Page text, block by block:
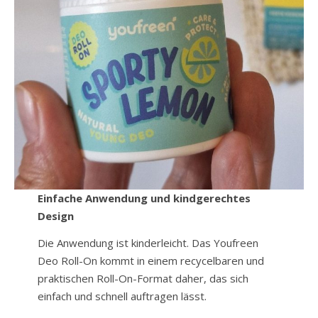
Einfache Anwendung und kindgerechtes
Design
Die Anwendung ist kinderleicht. Das Youfreen
Deo Roll-On kommt in einem recycelbaren und
praktischen Roll-On-Format daher, das sich
einfach und schnell auftragen lässt.